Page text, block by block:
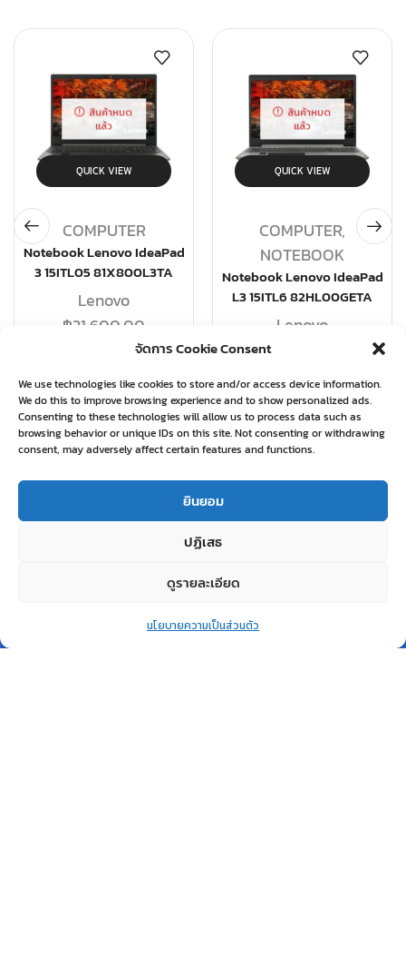
จัดการ Cookie Consent
We use technologies like cookies to store and/or access device information.
We do this to improve browsing experience and to show personalized ads.
Consenting to these technologies will allow us to process data such as
browsing behavior or unique IDs on this site. Not consenting or withdrawing
consent, may adversely affect certain features and functions.
ยินยอม
ปฏิเสธ
ดูรายละเอียด
นโยบายความเป็นส่วนตัว
สินค้าหมด
แล้ว
QUICK VIEW
COMPUTER
Notebook Lenovo IdeaPad
3 15ITL05 81X800L3TA
Lenovo
฿21,600.00
สินค้าหมด
แล้ว
QUICK VIEW
COMPUTER,
NOTEBOOK
Notebook Lenovo IdeaPad
L3 15ITL6 82HL00GETA
Lenovo
฿19,580.00
อ่านเพิ่ม
Related products
Wishlist